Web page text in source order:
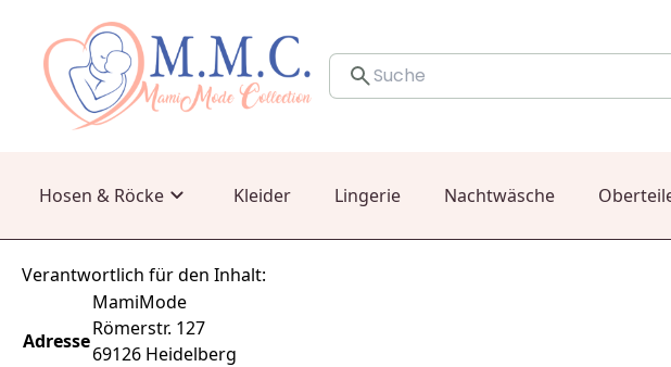
Hosen & Röcke Kleider Lingerie Nachtwäsche
Verantwortlich für den Inhalt:
Adresse
MamiMode
Römerstr. 127
69126 Heidelberg